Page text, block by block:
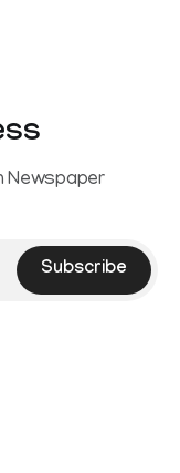
Newspaper
Subscribe